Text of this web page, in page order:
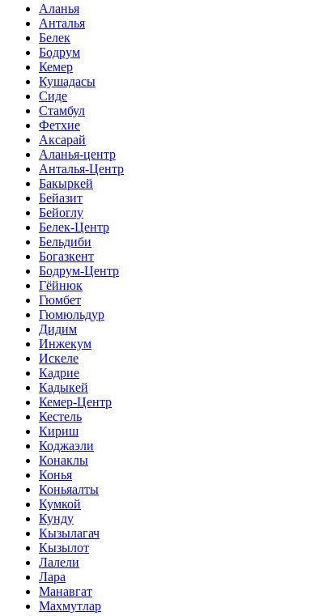
Аланья
Анталья
Белек
Бодрум
Кемер
Кушадасы
Сиде
Стамбул
Фетхие
Аксарай
Аланья-центр
Анталья-Центр
Бакыркей
Бейазит
Бейоглу
Белек-Центр
Бельдиби
Богазкент
Бодрум-Центр
Гёйнюк
Гюмбет
Гюмюльдур
Дидим
Инжекум
Искеле
Кадрие
Кадыкей
Кемер-Центр
Кестель
Кириш
Коджаэли
Конаклы
Конья
Коньяалты
Кумкой
Кунду
Кызылагач
Кызылот
Лалели
Лара
Манавгат
Махмутлар